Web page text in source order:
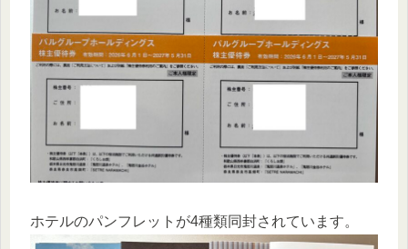
ホテルのパンフレットが4種類同封されています。